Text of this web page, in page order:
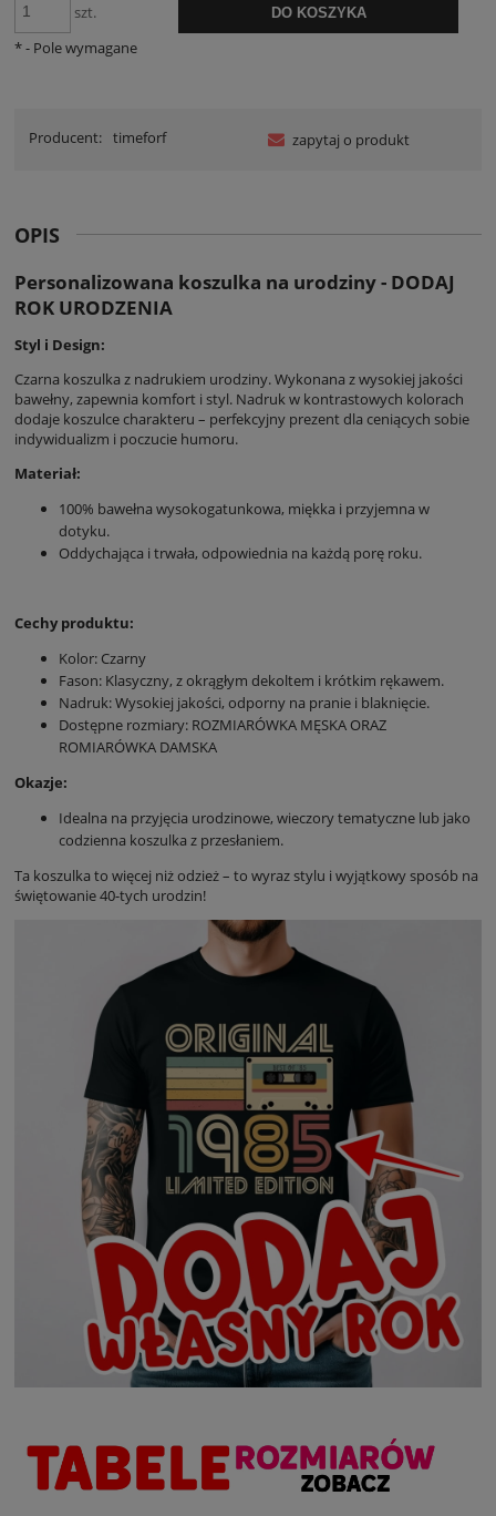
szt. DO KOSZYKA
*- Pole wymagane
Producent: timeforf zapytaj o produkt
OPIS
Personalizowana koszulka na urodziny - DODAJ
ROK URODZENIA
Styl i Design:
Czarna koszulka z nadrukiem urodziny. Wykonana z wysokiej jakości
bawełny, zapewnia komfort i styl. Nadruk w kontrastowych kolorach
dodaje koszulce charakteru – perfekcyjny prezent dla ceniących sobie
indywidualizm i poczucie humoru.
Materiał:
100% bawełna wysokogatunkowa, miękka i przyjemna w
dotyku.
Oddychająca i trwała, odpowiednia na każdą porę roku.
Cechy produktu:
Kolor: Czarny
Fason: Klasyczny, z okrągłym dekoltem i krótkim rękawem.
Nadruk: Wysokiej jakości, odporny na pranie i blaknięcie.
Dostępne rozmiary: ROZMIARÓWKA MĘSKA ORAZ
ROMIARÓWKA DAMSKA
Okazje:
Idealna na przyjęcia urodzinowe, wieczory tematyczne lub jako
codzienna koszulka z przesłaniem.
Ta koszulka to więcej niż odzież – to wyraz stylu i wyjątkowy sposób na
świętowanie 40-tych urodzin!